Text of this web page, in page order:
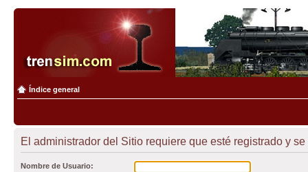
Índice general
El administrador del Sitio requiere que esté registrado y
Nombre de Usuario: